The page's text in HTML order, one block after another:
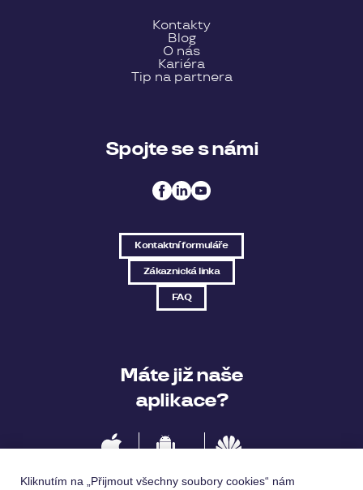
Kontakty
Blog
O nás
Kariéra
Tip na partnera
Spojte se s námi
Kontaktní formuláře
Zákaznická linka
FAQ
Máte již naše
aplikace?
Kliknutím na „Přijmout všechny soubory cookies“ nám